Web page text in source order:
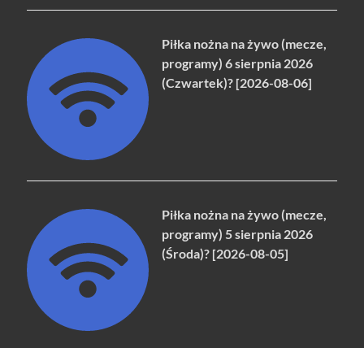
Piłka nożna na żywo (mecze,
programy) 6 sierpnia 2026
(Czwartek)? [2026-08-06]
Piłka nożna na żywo (mecze,
programy) 5 sierpnia 2026
(Środa)? [2026-08-05]